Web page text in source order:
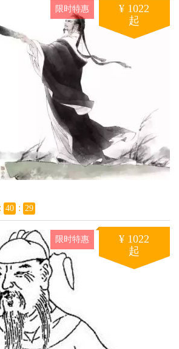
限时特惠
¥ 1022
起
: 40 : 28
限时特惠
¥ 1022
起